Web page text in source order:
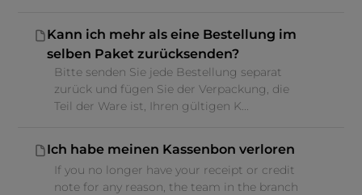
Kann ich mehr als eine Bestellung im
selben Paket zurücksenden?
Bitte senden Sie jede Bestellung separat
zurück und fügen Sie der Verpackung, die
Teil der Ware ist, Ihren gültigen K...
Ich habe meinen Kassenbon verloren
If you no longer have your receipt or credit
note for any reason, the team in the branch